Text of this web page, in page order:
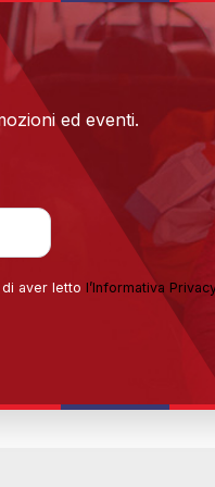
ed eventi.
aver letto l’Informativa Privacy